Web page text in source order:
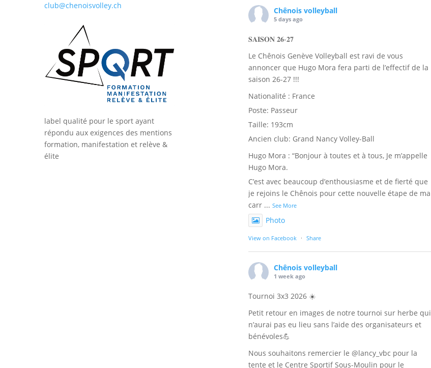
club@chenoisvolley.ch
label qualité pour le sport ayant
répondu aux exigences des mentions
formation, manifestation et relève &
élite
Chênois volleyball
5 days ago
𝐒𝐀𝐈𝐒𝐎𝐍 𝟐𝟔-𝟐𝟕
Le Chênois Genève Volleyball est ravi de vous
annoncer que Hugo Mora fera parti de l’effectif de la
saison 26-27 !!!
Nationalité : France
Poste: Passeur
Taille: 193cm
Ancien club: Grand Nancy Volley-Ball
Hugo Mora : “Bonjour à toutes et à tous, Je m’appelle
Hugo Mora.
C’est avec beaucoup d’enthousiasme et de fierté que
je rejoins le Chênois pour cette nouvelle étape de ma
carr ... See More
Photo
View on Facebook · Share
Chênois volleyball
1 week ago
Tournoi 3x3 2026 ☀️
Petit retour en images de notre tournoi sur herbe qui
n’aurai pas eu lieu sans l’aide des organisateurs et
bénévoles💪
Nous souhaitons remercier le @lancy_vbc pour la
tente et le Centre Sportif Sous-Moulin pour le